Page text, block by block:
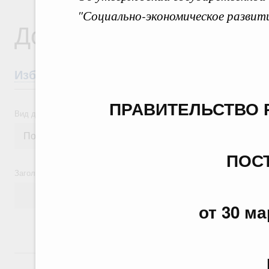
"Социально-экономическое
от 30
Документы
Избранные документы со справками к
Вид документа
Заголовок или текст документа